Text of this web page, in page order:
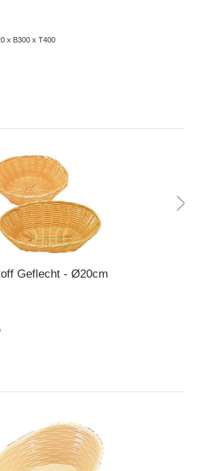
x B300 x T400
Geflecht - Ø20cm